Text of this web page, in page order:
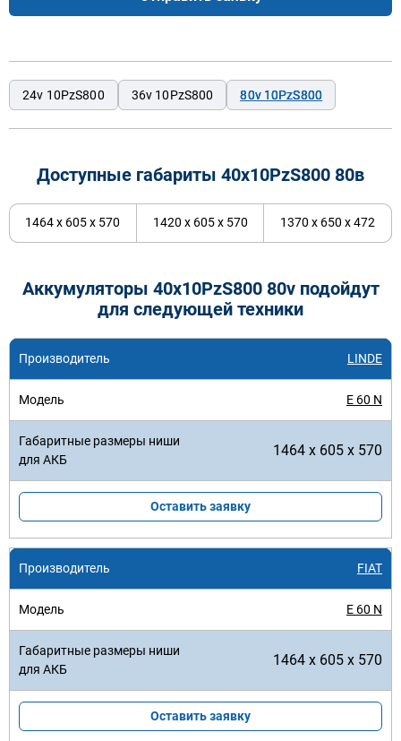
24v 10PzS800 36v 10PzS800 80v 10PzS800
Доступные габариты 40х10PzS800 80в
1464 x 605 x 570 1420 x 605 x 570 1370 x 650 x 472
Аккумуляторы 40x10PzS800 80v подойдут
для следующей техники
LINDE
E 60 N
1464 x 605 x 570
Оставить заявку
FIAT
E 60 N
1464 x 605 x 570
Оставить заявку